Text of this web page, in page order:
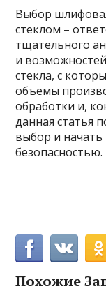
Выбор
стеклом –
тщательного
и
стекла, с
объемы
обработки и,
данная статья
выбор и начать
безопасностью.
Похожие